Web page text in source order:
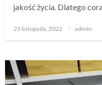
jakość życia. Dlatego
Opublikowane
23 listopada, 2022 admin